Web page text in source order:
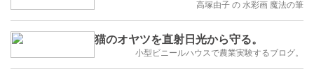
高塚由子 の 水彩画 魔法の筆
猫のオヤツを直射日光から守る。
小型ビニールハウスで農業実験するブログ。